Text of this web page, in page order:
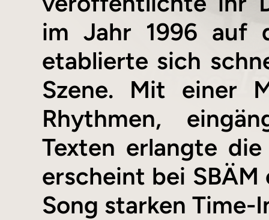
im Jahr 1996 auf
etablierte sich
Szene. Mit einer
Rhythmen,
Texten erlangte
erscheint bei
Song starken Time-